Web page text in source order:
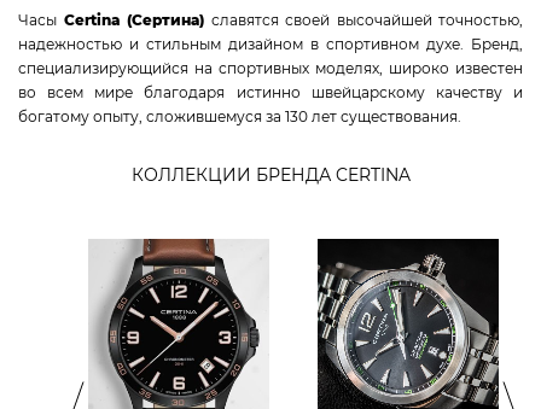
TAG HEUER
CERTINA
RADO
SWISS MILITARY HANOWA
CLAUDE BERNARD
MICHEL HERBELIN
VICTORINOX
КОЛЛЕКЦИИ
Часы Certina (Сертина) славятся своей высочайшей точностью,
надежностью и стильным дизайном в спортивном духе. Бренд,
специализирующийся на спортивных моделях, широко известен
во всем мире благодаря истинно швейцарскому качеству и
богатому опыту, сложившемуся за 130 лет существования.
КОЛЛЕКЦИИ БРЕНДА CERTINA